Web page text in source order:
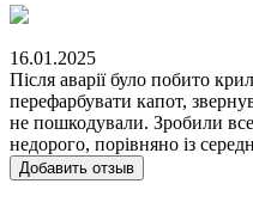
16.01.2025
Після аварії було побито
перефарбувати капот,
не пошкодували. Зробили
недорого, порівняно із
Добавить отзыв